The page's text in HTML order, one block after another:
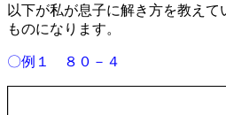
以下が私が息子に解き方を教え
ものになります。
〇例１ ８０－４